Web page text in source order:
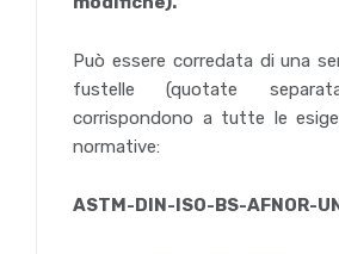
Può essere corredata di una
fustelle (quotate
corrispondono a tutte le
normative:
ASTM-DIN-ISO-BS-AFNOR-UNI